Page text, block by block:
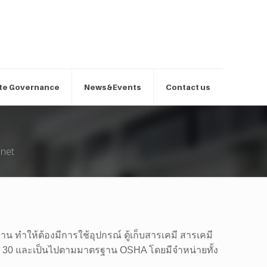
Governance News&Events Contact us
ทำให้ต้องมีการใช้อุปกรณ์ ตู้เก็บสารเคมี สารเคมี
และเป็นไปตามมาตรฐาน OSHA โดยมีจำหน่ายทั้ง